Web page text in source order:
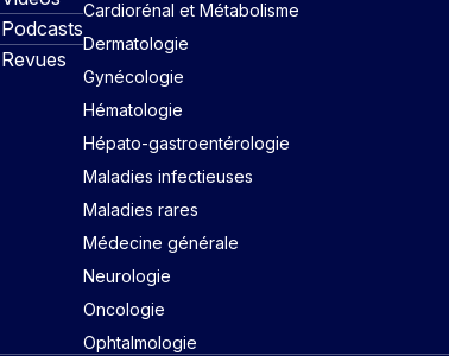
Podcasts
Revues
Cardiorénal et Métabolisme
Dermatologie
Gynécologie
Hématologie
Hépato-gastroentérologie
Maladies infectieuses
Maladies rares
Médecine générale
Neurologie
Oncologie
Ophtalmologie